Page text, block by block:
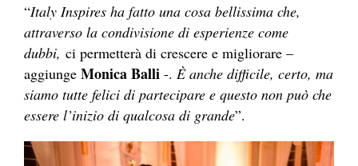
“Italy Inspires ha fatto una cosa bellissima che,
attraverso la condivisione di esperienze come
dubbi, ci permetterà di crescere e migliorare –
aggiunge Monica Balli -. È anche difficile, certo, ma
siamo tutte felici di partecipare e questo non può che
essere l’inizio di qualcosa di grande”.